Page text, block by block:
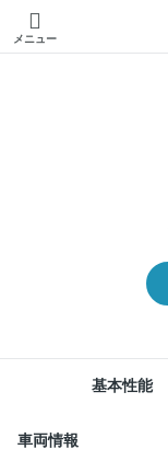
メニュー
基本性能
車両情報